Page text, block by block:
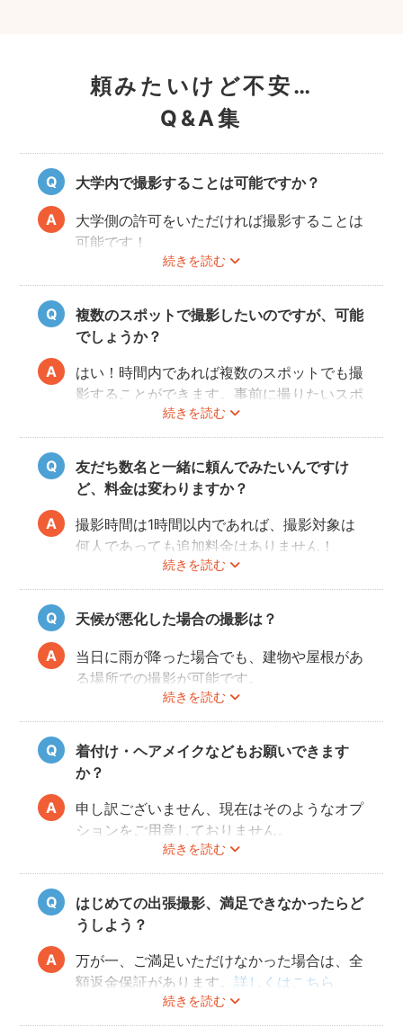
頼みたいけど不安…
Q&A集
大学内で撮影することは可能ですか？
続きを読む
大学側の許可をいただければ撮影することは
可能です！
事前にユーザーご自身で必ず大学に撮影可否
のご確認をお願いいたします。
撮影許可の取り方はこちら
複数のスポットで撮影したいのですが、可能
でしょうか？
続きを読む
はい！時間内であれば複数のスポットでも撮
影することができます。事前に撮りたいスポ
ットや時間配分についてフォトグラファーと
相談しておくと当日スムースに撮影できるの
でおすすめです。
友だち数名と一緒に頼んでみたいんですけ
ど、料金は変わりますか？
続きを読む
撮影時間は1時間以内であれば、撮影対象は
何人であっても追加料金はありません！
ぜひお友だち同士で素敵な思い出を残してく
ださい。
天候が悪化した場合の撮影は？
続きを読む
当日に雨が降った場合でも、建物や屋根があ
る場所での撮影が可能です。
また、撮影の実施が難しいと判断される天候
不良の場合は、事前にフォトグラファーと決
行もしくは日時変更を相談してください。
日時変更方法は
こちら をご参照ください。
着付け・ヘアメイクなどもお願いできます
か？
続きを読む
申し訳ございません、現在はそのようなオプ
ションをご用意しておりません。
はじめての出張撮影、満足できなかったらど
うしよう？
続きを読む
万が一、ご満足いただけなかった場合は、全
額返金保証があります。詳しくはこちら